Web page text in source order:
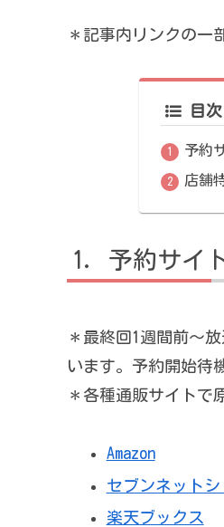
＊記事内リンクの一
目次
予約
店舗
予約サイ
＊最終回1週間前～
います。予約開始待
＊各種通販サイトで
Amazon
セブンネット
楽天ブックス